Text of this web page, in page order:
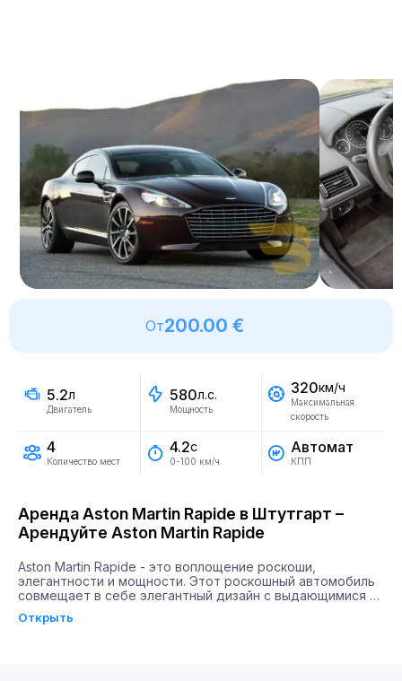
От200.00 €
5.2л
Двигатель
580л.с.
Мощность
320км/ч
Максимальная
скорость
4
Количество мест
4.2с
0-100 км/ч
Автомат
КПП
Аренда Aston Martin Rapide в Штутгарт –
Арендуйте Aston Martin Rapide
Aston Martin Rapide - это воплощение роскоши,
элегантности и мощности. Этот роскошный автомобиль
совмещает в себе элегантный дизайн с выдающимися
оборудован двигателем мощностью 580 лошадиных сил,
Открыть